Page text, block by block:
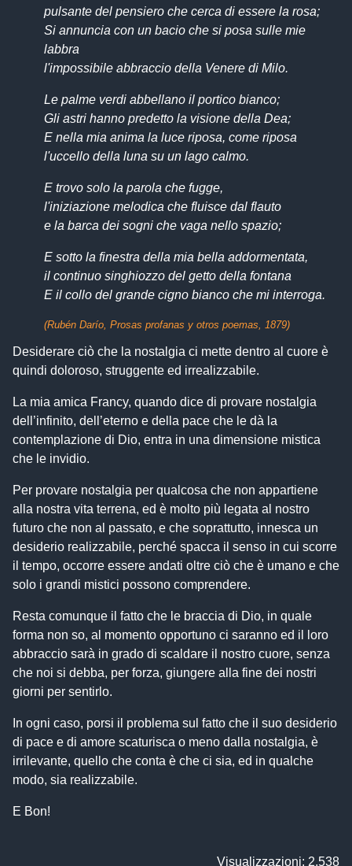
pulsante del pensiero che cerca di essere la rosa;
Si annuncia con un bacio che si posa sulle mie
labbra
l'impossibile abbraccio della Venere di Milo.
Le palme verdi abbellano il portico bianco;
Gli astri hanno predetto la visione della Dea;
E nella mia anima la luce riposa, come riposa
l'uccello della luna su un lago calmo.
E trovo solo la parola che fugge,
l'iniziazione melodica che fluisce dal flauto
e la barca dei sogni che vaga nello spazio;
E sotto la finestra della mia bella addormentata,
il continuo singhiozzo del getto della fontana
E il collo del grande cigno bianco che mi interroga.
(Rubén Darío, Prosas profanas y otros poemas, 1879)
Desiderare ciò che la nostalgia ci mette dentro al cuore è
quindi doloroso, struggente ed irrealizzabile.
La mia amica Francy, quando dice di provare nostalgia
dell’infinito, dell’eterno e della pace che le dà la
contemplazione di Dio, entra in una dimensione mistica
che le invidio.
Per provare nostalgia per qualcosa che non appartiene
alla nostra vita terrena, ed è molto più legata al nostro
futuro che non al passato, e che soprattutto, innesca un
desiderio realizzabile, perché spacca il senso in cui scorre
il tempo, occorre essere andati oltre ciò che è umano e che
solo i grandi mistici possono comprendere.
Resta comunque il fatto che le braccia di Dio, in quale
forma non so, al momento opportuno ci saranno ed il loro
abbraccio sarà in grado di scaldare il nostro cuore, senza
che noi si debba, per forza, giungere alla fine dei nostri
giorni per sentirlo.
In ogni caso, porsi il problema sul fatto che il suo desiderio
di pace e di amore scaturisca o meno dalla nostalgia, è
irrilevante, quello che conta è che ci sia, ed in qualche
modo, sia realizzabile.
E Bon!
Visualizzazioni: 2.538